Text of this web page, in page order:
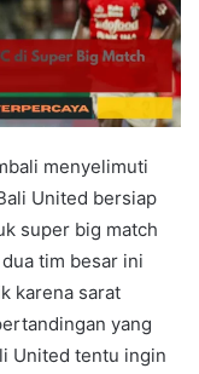
menyelimuti
United bersiap
super big match
tim besar ini
karena sarat
yang
United tentu ingin